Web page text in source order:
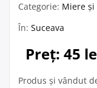
Categorie: Miere
În: Suceava
Preț: 45
Produs și vândut